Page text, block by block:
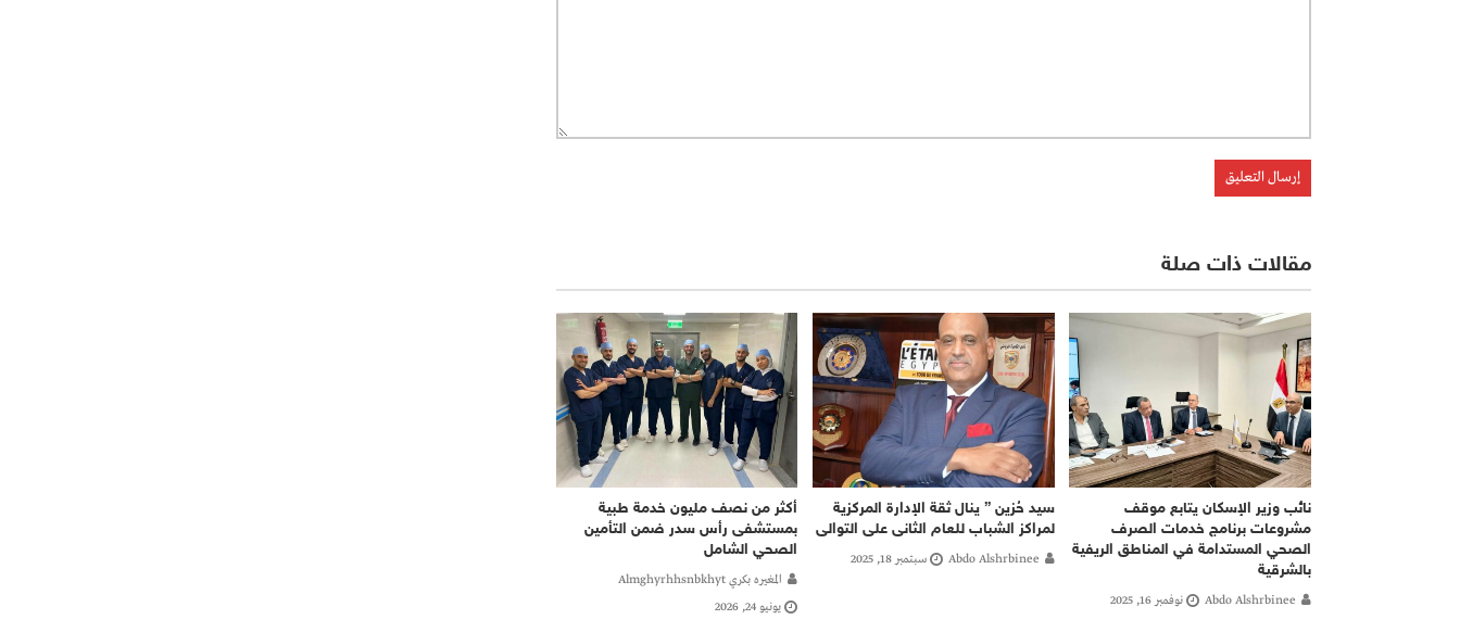
مقالات ذات صلة
نائب وزير الإسكان يتابع موقف
مشروعات برنامج خدمات الصرف
الصحي المستدامة في المناطق الريفية
بالشرقية
Abdo Alshrbinee نوفمبر 16, 2025
سيد حُزين ” ينال ثقة الإدارة المركزية
لمراكز الشباب للعام الثانى على التوالى
Abdo Alshrbinee سبتمبر 18, 2025
أكثر من نصف مليون خدمة طبية
بمستشفى رأس سدر ضمن التأمين
الصحي الشامل
المغيره بكري Almghyrhhsnbkhyt
يونيو 24, 2026